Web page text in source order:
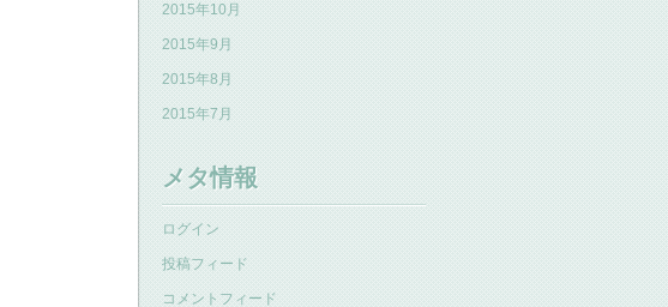
2015年10月
2015年9月
2015年8月
2015年7月
メタ情報
ログイン
投稿フィード
コメントフィード